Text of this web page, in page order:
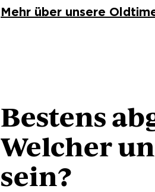
Mehr über unsere
Bestens
Welcher
sein?